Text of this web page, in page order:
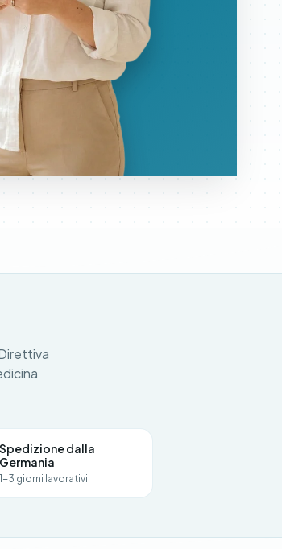
Spedizione dalla
Germania
1-3 giorni lavorativi